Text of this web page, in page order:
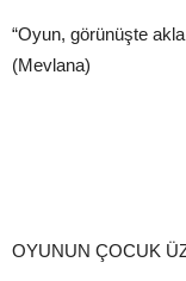
“Oyun, görünüşte
(Mevlana)
OYUNUN ÇOCUK